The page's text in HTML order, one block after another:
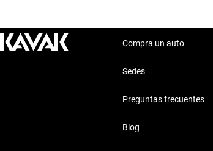
Compra un auto
Sedes
Preguntas frecuentes
Blog